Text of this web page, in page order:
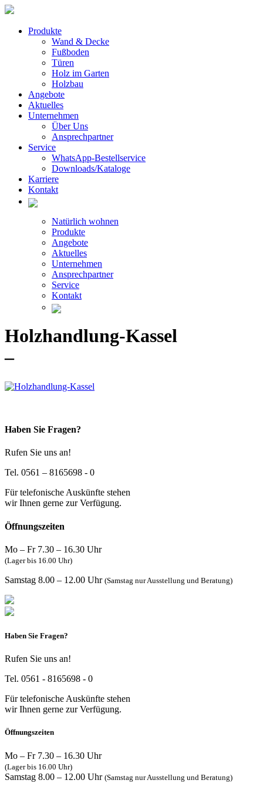
Produkte
Wand & Decke
Fußboden
Türen
Holz im Garten
Holzbau
Angebote
Aktuelles
Unternehmen
Über Uns
Ansprechpartner
Service
WhatsApp-Bestellservice
Downloads/Kataloge
Karriere
Kontakt
Natürlich wohnen
Produkte
Angebote
Aktuelles
Unternehmen
Ansprechpartner
Service
Kontakt
Holzhandlung-Kassel
–
Haben Sie Fragen?
Rufen Sie uns an!
Tel. 0561 – 8165698 - 0
Für telefonische Auskünfte stehen
wir Ihnen gerne zur Verfügung.
Öffnungszeiten
Mo – Fr 7.30 – 16.30 Uhr
(Lager bis 16.00 Uhr)
Samstag 8.00 – 12.00 Uhr (Samstag nur Ausstellung und Beratung)
Haben Sie Fragen?
Rufen Sie uns an!
Tel. 0561 - 8165698 - 0
Für telefonische Auskünfte stehen
wir Ihnen gerne zur Verfügung.
Öffnungszeiten
Mo – Fr 7.30 – 16.30 Uhr
(Lager bis 16.00 Uhr)
Samstag 8.00 – 12.00 Uhr (Samstag nur Ausstellung und Beratung)